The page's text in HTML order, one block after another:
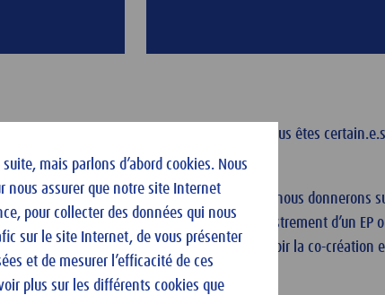
et filmez seulement des activités que vous êtes
choisirons les premiers projets auxquels nous donnerons
de studio dans un refuge pour l’enregistrement d’un EP
Originals choisis. Notre but est de promouvoir la co-création
mais parlons d’abord cookies. Nous
nous assurer que notre site Internet
pour collecter des données qui nous
sur le site Internet, de vous présenter
et de mesurer l’efficacité de ces
plus sur les différents cookies que